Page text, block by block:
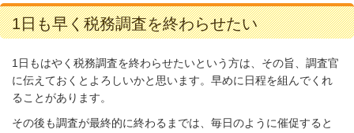
1日も早く税務調査を終わらせたい
1日もはやく税務調査を終わらせたいという方は、その旨、調査官
に伝えておくとよろしいかと思います。早めに日程を組んでくれ
ることがあります。
その後も調査が最終的に終わるまでは、毎日のように催促すると